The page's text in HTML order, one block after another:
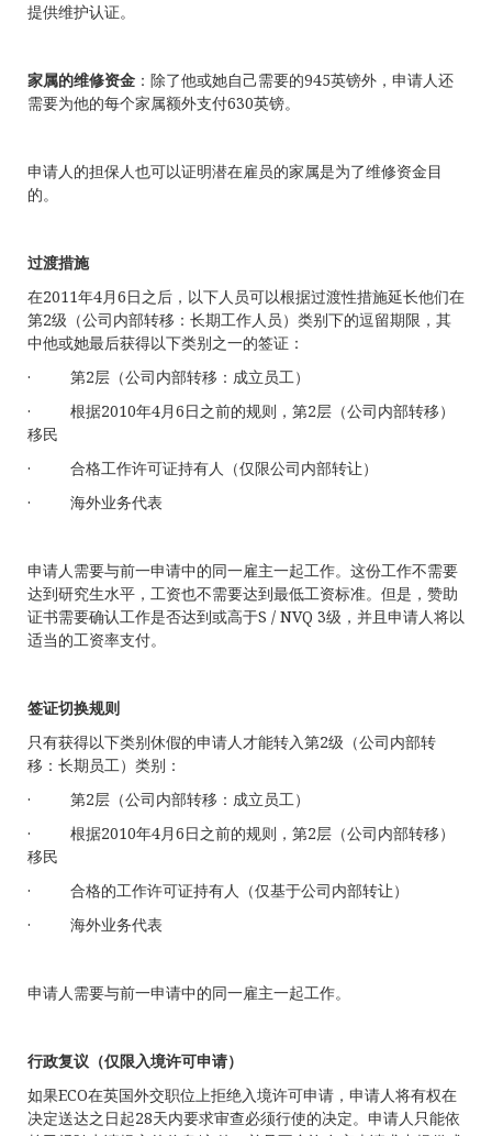
提供维护认证。
家属的维修资金 ：除了他或她自己需要的945英镑外，申请人还
需要为他的每个家属额外支付630英镑。
申请人的担保人也可以证明潜在雇员的家属是为了维修资金目
的。
过渡措施
在2011年4月6日之后，以下人员可以根据过渡性措施延长他们在
第2级（公司内部转移：长期工作人员）类别下的逗留期限，其
中他或她最后获得以下类别之一的签证：
· 第2层（公司内部转移：成立员工）
· 根据2010年4月6日之前的规则，第2层（公司内部转移）
移民
· 合格工作许可证持有人（仅限公司内部转让）
· 海外业务代表
申请人需要与前一申请中的同一雇主一起工作。这份工作不需要
达到研究生水平，工资也不需要达到最低工资标准。但是，赞助
证书需要确认工作是否达到或高于S / NVQ 3级，并且申请人将以
适当的工资率支付。
签证切换规则
只有获得以下类别休假的申请人才能转入第2级（公司内部转
移：长期员工）类别：
· 第2层（公司内部转移：成立员工）
· 根据2010年4月6日之前的规则，第2层（公司内部转移）
移民
· 合格的工作许可证持有人（仅基于公司内部转让）
· 海外业务代表
申请人需要与前一申请中的同一雇主一起工作。
行政复议（仅限入境许可申请）
如果ECO在英国外交职位上拒绝入境许可申请，申请人将有权在
决定送达之日起28天内要求审查必须行使的决定。申请人只能依